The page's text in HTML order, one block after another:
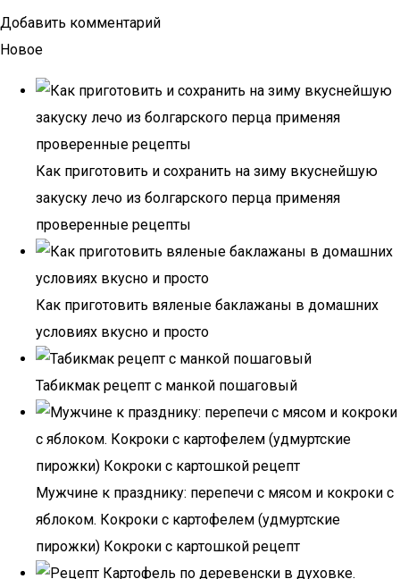
Добавить комментарий
Новое
Как приготовить и сохранить на зиму вкуснейшую
закуску лечо из болгарского перца применяя
проверенные рецепты
Как приготовить вяленые баклажаны в домашних
условиях вкусно и просто
Табикмак рецепт с манкой пошаговый
Мужчине к празднику: перепечи с мясом и кокроки с
яблоком. Кокроки с картофелем (удмуртские
пирожки) Кокроки с картошкой рецепт